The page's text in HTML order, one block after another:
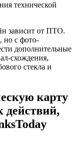
технической
зависит от ПТО.
но с фото-
дополнительные
схождения,
стекла и
карту
действий,